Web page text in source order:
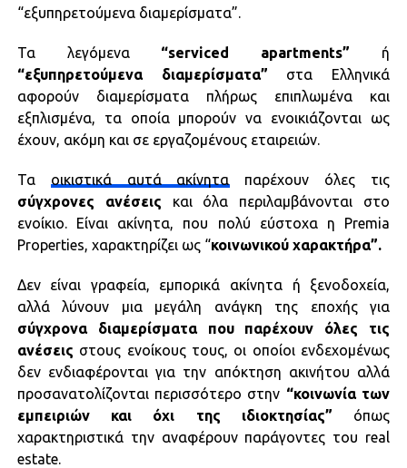
“εξυπηρετούμενα διαμερίσματα”.
Τα λεγόμενα “serviced apartments” ή
“εξυπηρετούμενα διαμερίσματα” στα Ελληνικά
αφορούν διαμερίσματα πλήρως επιπλωμένα και
εξπλισμένα, τα οποία μπορούν να ενοικιάζονται ως
έχουν, ακόμη και σε εργαζομένους εταιρειών.
Τα οικιστικά αυτά ακίνητα παρέχουν όλες τις
σύγχρονες ανέσεις και όλα περιλαμβάνονται στο
ενοίκιο. Είναι ακίνητα, που πολύ εύστοχα η Premia
Properties, χαρακτηρίζει ως “κοινωνικού χαρακτήρα”.
Δεν είναι γραφεία, εμπορικά ακίνητα ή ξενοδοχεία,
αλλά λύνουν μια μεγάλη ανάγκη της εποχής για
σύγχρονα διαμερίσματα που παρέχουν όλες τις
ανέσεις στους ενοίκους τους, οι οποίοι ενδεχομένως
δεν ενδιαφέρονται για την απόκτηση ακινήτου αλλά
προσανατολίζονται περισσότερο στην “κοινωνία των
εμπειριών και όχι της ιδιοκτησίας” όπως
χαρακτηριστικά την αναφέρουν παράγοντες του real
estate.